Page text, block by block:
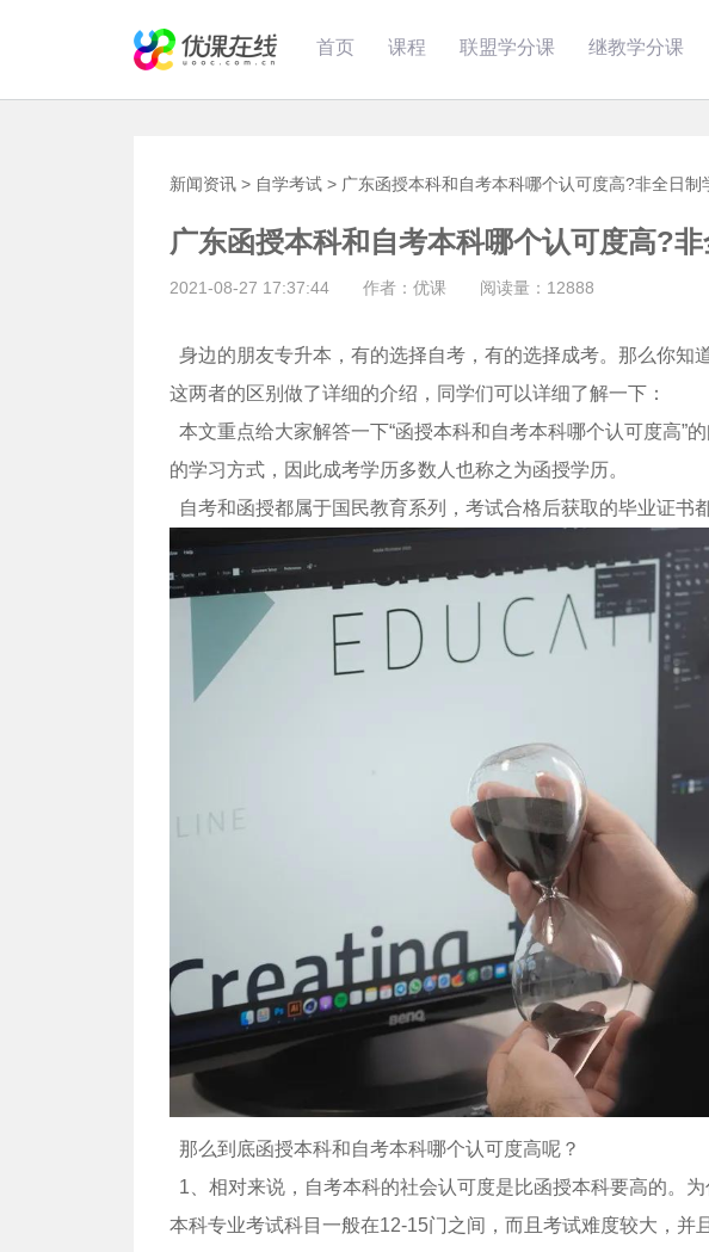
首页 课程 联盟学分课 继教学分课
新闻资讯 > 自学考试 > 广东函授本科和自考本科哪个认可度高?非全日制
广东函授本科和自考本科哪个认可度高?
2021-08-27 17:37:44 作者：优课 阅读量：12888
身边的朋友专升本，有的选择自考，有的选择成考。那么你知
这两者的区别做了详细的介绍，同学们可以详细了解一下：
本文重点给大家解答一下“函授本科和自考本科哪个认可度高”
的学习方式，因此成考学历多数人也称之为函授学历。
自考和函授都属于国民教育系列，考试合格后获取的毕业证书
那么到底函授本科和自考本科哪个认可度高呢？
1、相对来说，自考本科的社会认可度是比函授本科要高的。
本科专业考试科目一般在12-15门之间，而且考试难度较大，并